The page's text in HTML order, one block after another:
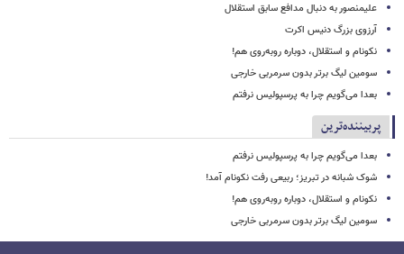
علیمنصور به دنبال مدافع سابق استقلال
آرزوی بزرگ دنیس اکرت
نکونام و استقلال، دوباره روبه‌روی هم!
سومین لیگ برتر بدون سرمربی خارجی
بعدا می‌گویم چرا به پرسپولیس نرفتم
پربیننده‌ترین
بعدا می‌گویم چرا به پرسپولیس نرفتم
شوک شبانه در تبریز؛ ربیعی رفت نکونام آمد!
نکونام و استقلال، دوباره روبه‌روی هم!
سومین لیگ برتر بدون سرمربی خارجی